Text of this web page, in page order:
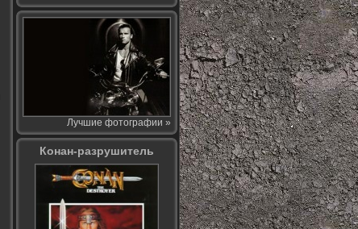
Лучшие фотографии »
Конан-разрушитель